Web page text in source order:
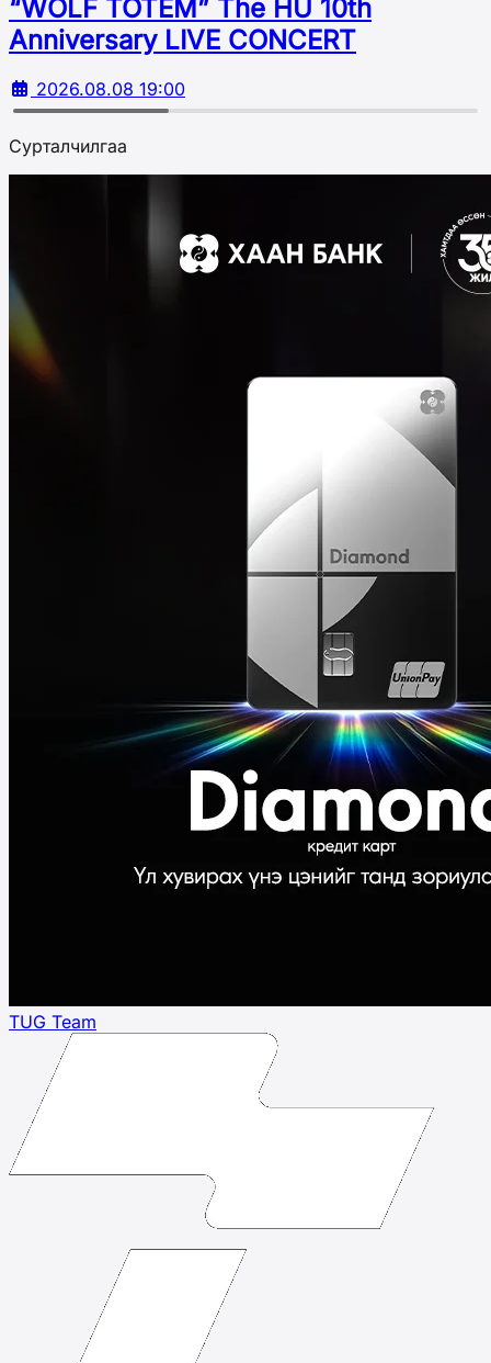
“WOLF TOTEM” The HU 10th
Аnniversary LIVE CONCERT
2026.08.08 19:00
Сурталчилгаа
TUG Team